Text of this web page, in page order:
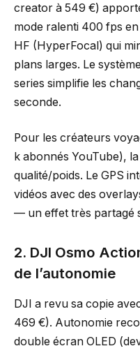
creator à 549 €)
mode ralenti 400 fps
HF (HyperFocal) qui
plans larges. Le
series simplifie les
seconde.
Pour les créateurs
k abonnés YouTube),
qualité/poids. Le GPS
vidéos avec des
— un effet très partagé
2. DJI Osmo
de l’autonomie
DJI a revu sa copie
469 €). Autonomie
double écran OLED